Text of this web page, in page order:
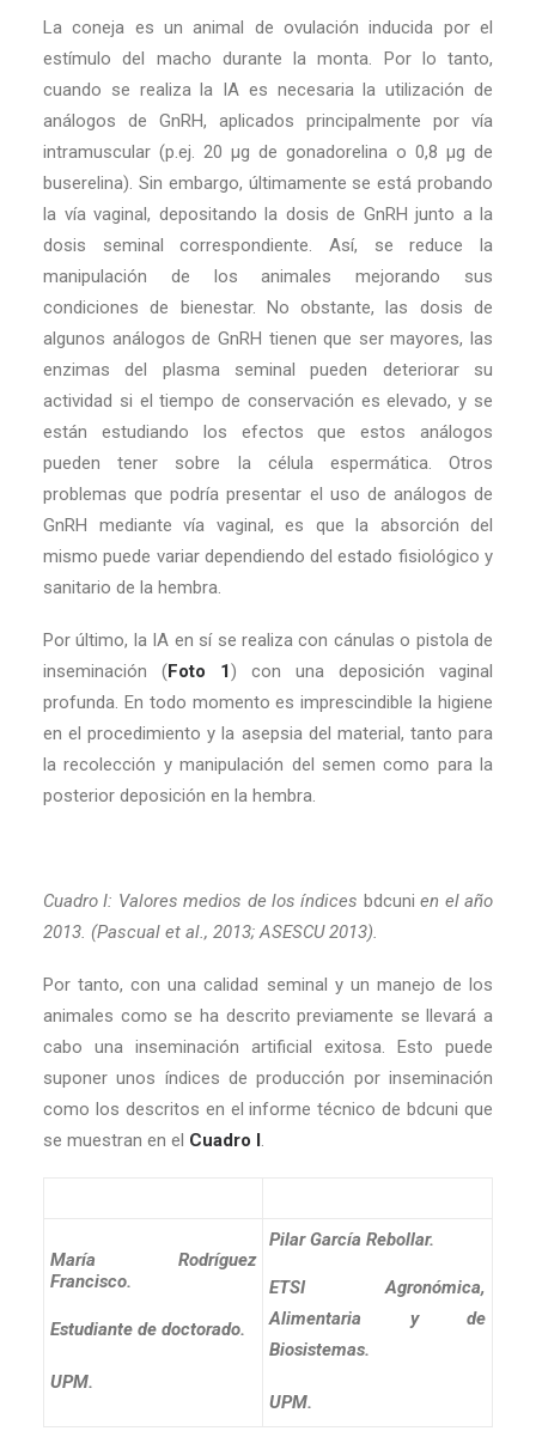
La coneja es un animal de ovulación inducida por el
estímulo del macho durante la monta. Por lo tanto,
cuando se realiza la IA es necesaria la utilización de
análogos de GnRH, aplicados principalmente por vía
intramuscular (p.ej. 20 µg de gonadorelina o 0,8 µg de
buserelina). Sin embargo, últimamente se está probando
la vía vaginal, depositando la dosis de GnRH junto a la
dosis seminal correspondiente. Así, se reduce la
manipulación de los animales mejorando sus
condiciones de bienestar. No obstante, las dosis de
algunos análogos de GnRH tienen que ser mayores, las
enzimas del plasma seminal pueden deteriorar su
actividad si el tiempo de conservación es elevado, y se
están estudiando los efectos que estos análogos
pueden tener sobre la célula espermática. Otros
problemas que podría presentar el uso de análogos de
GnRH mediante vía vaginal, es que la absorción del
mismo puede variar dependiendo del estado fisiológico y
sanitario de la hembra.
Por último, la IA en sí se realiza con cánulas o pistola de
inseminación (Foto 1) con una deposición vaginal
profunda. En todo momento es imprescindible la higiene
en el procedimiento y la asepsia del material, tanto para
la recolección y manipulación del semen como para la
posterior deposición en la hembra.
Cuadro I: Valores medios de los índices bdcunien el año
2013. (Pascual et al., 2013; ASESCU 2013).
Por tanto, con una calidad seminal y un manejo de los
animales como se ha descrito previamente se llevará a
cabo una inseminación artificial exitosa. Esto puede
suponer unos índices de producción por inseminación
como los descritos en el informe técnico de bdcuni que
se muestran en el Cuadro I.
María Rodríguez
Francisco.
Estudiante de doctorado.
UPM.
Pilar García Rebollar.
ETSI Agronómica,
Alimentaria y de
Biosistemas.
UPM.